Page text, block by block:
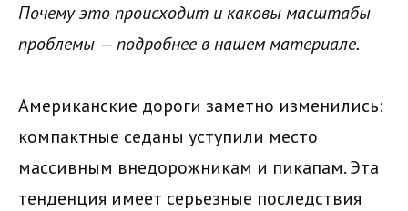
Почему это происходит и каковы масштабы
проблемы — подробнее в нашем материале.
Американские дороги заметно изменились:
компактные седаны уступили место
массивным внедорожникам и пикапам. Эта
тенденция имеет серьезные последствия